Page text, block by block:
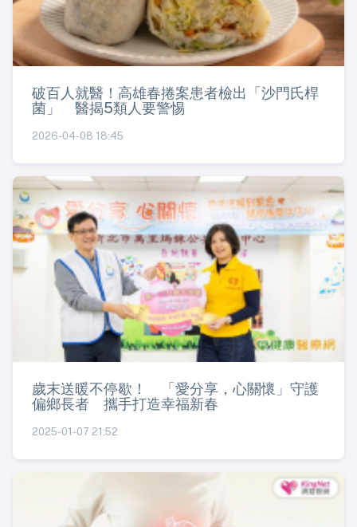
破百人就醫！高雄春捲案患者檢出「沙門氏桿
菌」 醫揭5類人要警惕
2026-04-08 18:45
歲末送暖不停歇！ 「愛分享，心關懷」守護
偏鄉長者 攜手打造幸福新春
2025-01-07 21:52